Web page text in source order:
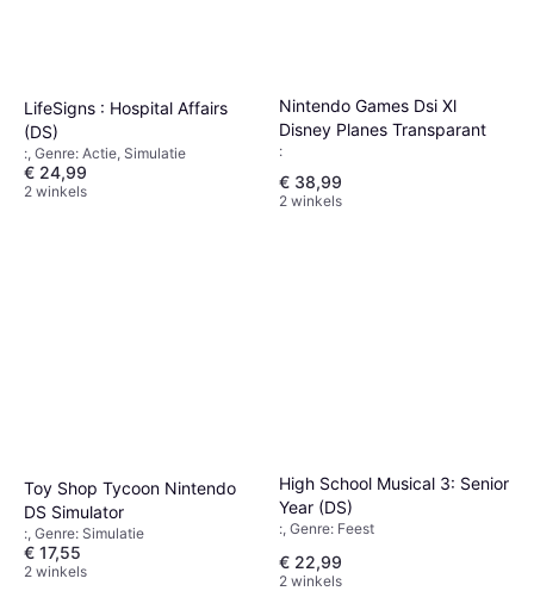
LifeSigns : Hospital Affairs
(DS)
:, Genre: Actie, Simulatie
€ 24,99
2 winkels
Nintendo Games Dsi Xl
Disney Planes Transparant
:
€ 38,99
2 winkels
Toy Shop Tycoon Nintendo
DS Simulator
:, Genre: Simulatie
€ 17,55
2 winkels
High School Musical 3: Senior
Year (DS)
:, Genre: Feest
€ 22,99
2 winkels